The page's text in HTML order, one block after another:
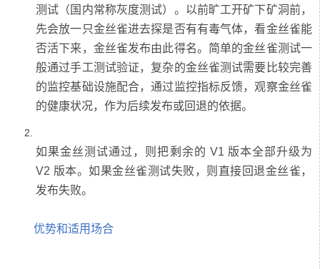
测试（国内常称灰度测试）。以前旷工开矿下矿洞前，
先会放一只金丝雀进去探是否有有毒气体，看金丝雀能
否活下来，金丝雀发布由此得名。简单的金丝雀测试一
般通过手工测试验证，复杂的金丝雀测试需要比较完善
的监控基础设施配合，通过监控指标反馈，观察金丝雀
如果金丝测试通过，则把剩余的 V1 版本全部升级为
V2 版本。如果金丝雀测试失败，则直接回退金丝雀，
优势和适用场合